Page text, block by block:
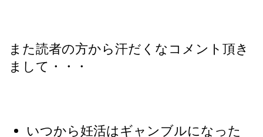
また読者の方から汗だくなコメント頂き
まして・・・
いつから妊活はギャンブルになった